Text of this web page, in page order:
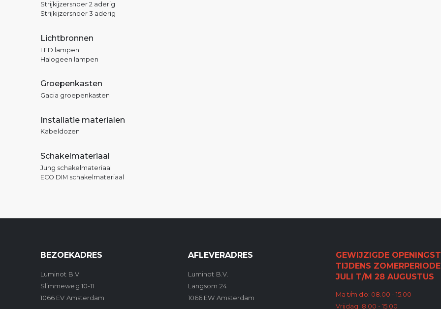
Strijkijzersnoer 2 aderig
Strijkijzersnoer 3 aderig
Lichtbronnen
LED lampen
Halogeen lampen
Groepenkasten
Gacia groepenkasten
Installatie materialen
Kabeldozen
Schakelmateriaal
Jung schakelmateriaal
ECO DIM schakelmateriaal
BEZOEKADRES
Luminot B.V.
Slimmeweg 10-11
1066 EV Amsterdam
AFLEVERADRES
Luminot B.V.
Langsom 24
1066 EW Amsterdam
GEWIJZIGDE
TIJDENS
JULI T/M 28 AUGUSTUS
Ma t/m do: 08.00 - 15.00
Vrijdag: 8.00 - 15.00